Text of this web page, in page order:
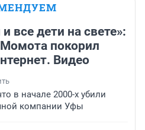
все дети на свете»:
покорил
Видео
в начале 2000-х убили
компании Уфы